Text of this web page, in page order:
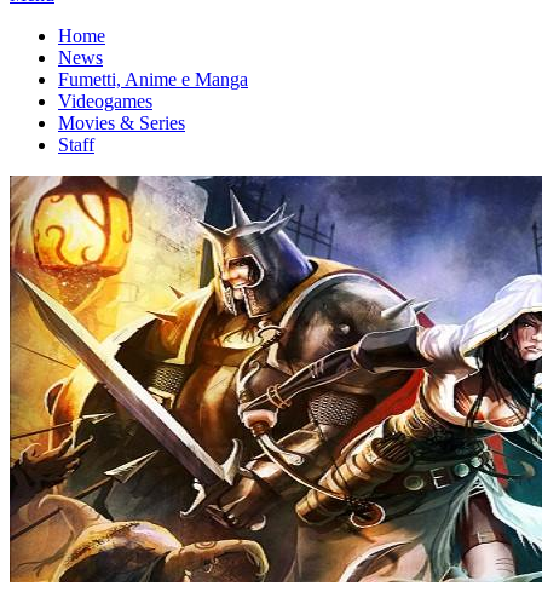
Home
News
Fumetti, Anime e Manga
Videogames
Movies & Series
Staff